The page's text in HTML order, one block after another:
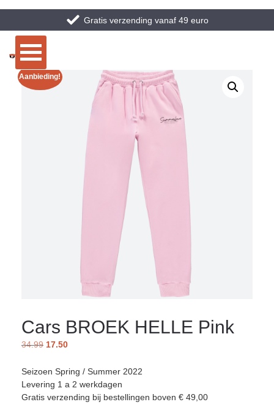
Gratis verzending vanaf 49 euro
Aanbieding!
Cars BROEK HELLE Pink
34.99 17.50
Seizoen Spring / Summer 2022
Levering 1 a 2 werkdagen
Gratis verzending bij bestellingen boven € 49,00